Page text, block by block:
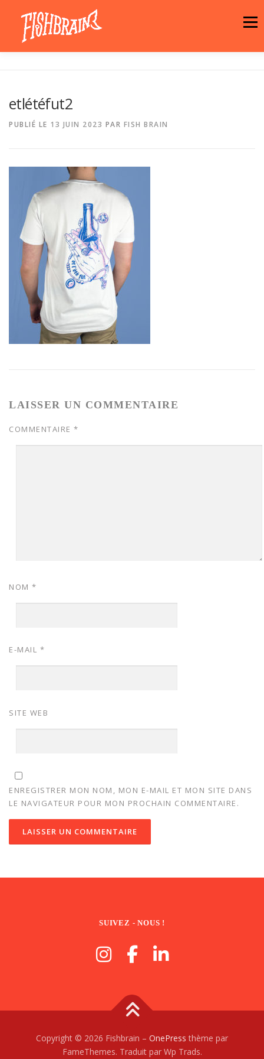
contenu
Menu
LA BOUTIQUE
etlétéfut2
PUBLIÉ LE 13 JUIN 2023 PAR FISH BRAIN
LAISSER UN COMMENTAIRE
COMMENTAIRE *
NOM *
E-MAIL *
SITE WEB
ENREGISTRER MON NOM, MON E-MAIL ET MON SITE DANS
LE NAVIGATEUR POUR MON PROCHAIN COMMENTAIRE.
SUIVEZ - NOUS !
Copyright © 2026 Fishbrain – OnePress thème par
FameThemes. Traduit par Wp Trads.